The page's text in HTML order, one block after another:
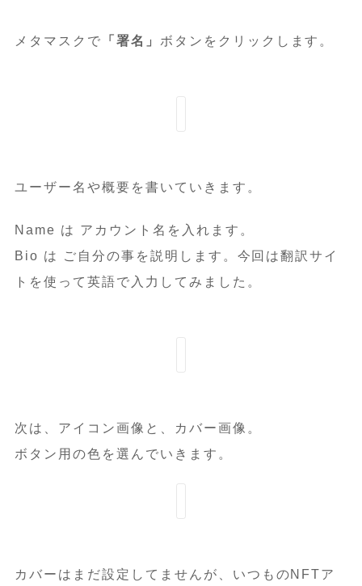
メタマスクで 「署名」 ボタンをクリックします。
ユーザー名や概要を書いていきます。
Name は アカウント名を入れます。
Bio は ご自分の事を説明します。今回は翻訳サイ
トを使って英語で入力してみました。
次は、アイコン画像と、カバー画像。
ボタン用の色を選んでいきます。
カバーはまだ設定してませんが、いつものNFTア